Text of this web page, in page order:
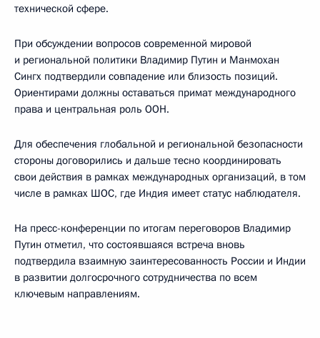
технической сфере.
При обсуждении вопросов современной мировой
и региональной политики Владимир Путин и Манмохан
Сингх подтвердили совпадение или близость позиций.
Ориентирами должны оставаться примат международного
права и центральная роль ООН.
Для обеспечения глобальной и региональной безопасности
стороны договорились и дальше тесно координировать
свои действия в рамках международных организаций, в том
числе в рамках ШОС, где Индия имеет статус наблюдателя.
На пресс-конференции по итогам переговоров Владимир
Путин отметил, что состоявшаяся встреча вновь
подтвердила взаимную заинтересованность России и Индии
в развитии долгосрочного сотрудничества по всем
ключевым направлениям.